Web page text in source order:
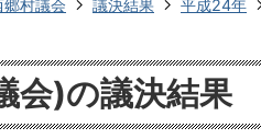
郷村議会 議決結果 平成24年
会)の議決結果